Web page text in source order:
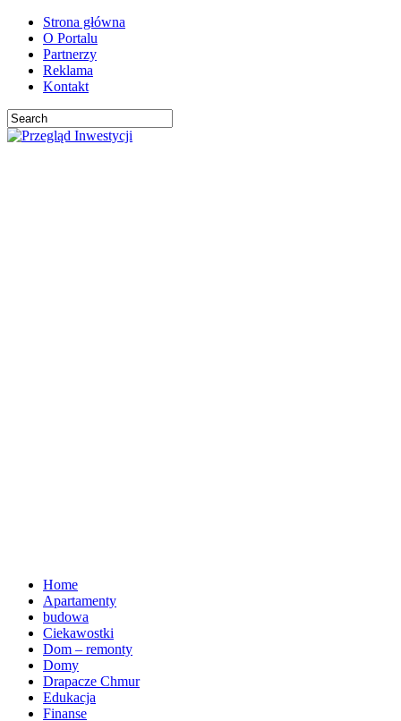
Strona główna
O Portalu
Partnerzy
Reklama
Kontakt
Home
Apartamenty
budowa
Ciekawostki
Dom – remonty
Domy
Drapacze Chmur
Edukacja
Finanse